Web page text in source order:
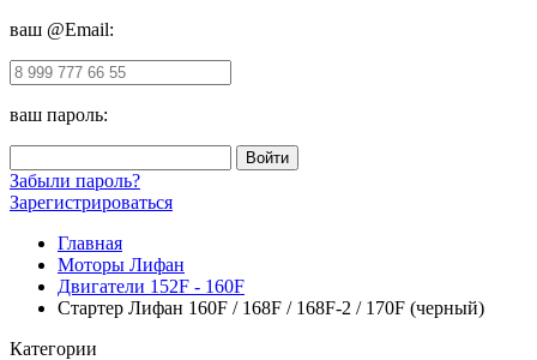
ваш @Email:
ваш пароль:
Забыли пароль?
Зарегистрироваться
Главная
Моторы Лифан
Двигатели 152F - 160F
Стартер Лифан 160F / 168F / 168F-2 / 170F (черный)
Категории